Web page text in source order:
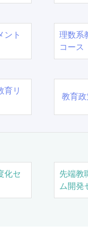
ント
理数系
コース
育リ
教育
化セ
先端教
ム開発